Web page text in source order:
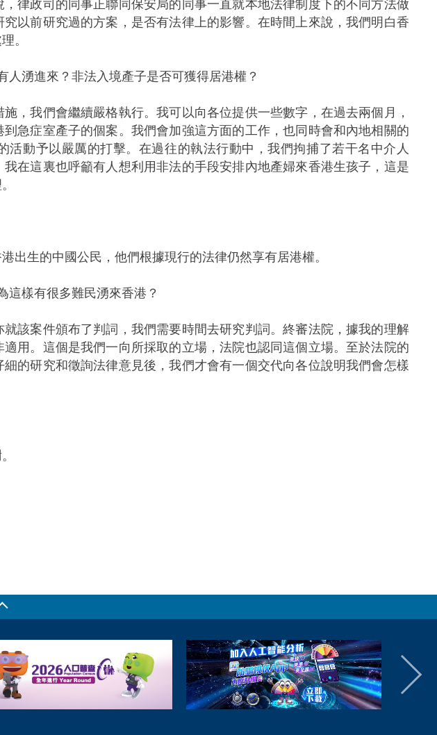
律政司的同事正聯同保安局的同事一直就本地法律制度下的不同方法做
以前研究過的方案，是否有法律上的影響。在時間上來說，我們明白香
。
湧進來？非法入境產子是否可獲得居港權？
，我們會繼續嚴格執行。我可以向各位提供一些數字，在過去兩個月，
急症室產子的個案。我們會加強這方面的工作，也同時會和內地相關的
動予以嚴厲的打擊。在過往的執法行動中，我們拘捕了若干名中介人
在這裏也呼籲有人想利用非法的手段安排內地產婦來香港生孩子，這是
出生的中國公民，他們根據現行的法律仍然享有居港權。
樣有很多難民湧來香港？
該案件頒布了判詞，我們需要時間去研究判詞。終審法院，據我的理解
用。這個是我們一向所採取的立場，法院也認同這個立場。至於法院的
的研究和徵詢法律意見後，我們才會有一個交代向各位說明我們會怎樣